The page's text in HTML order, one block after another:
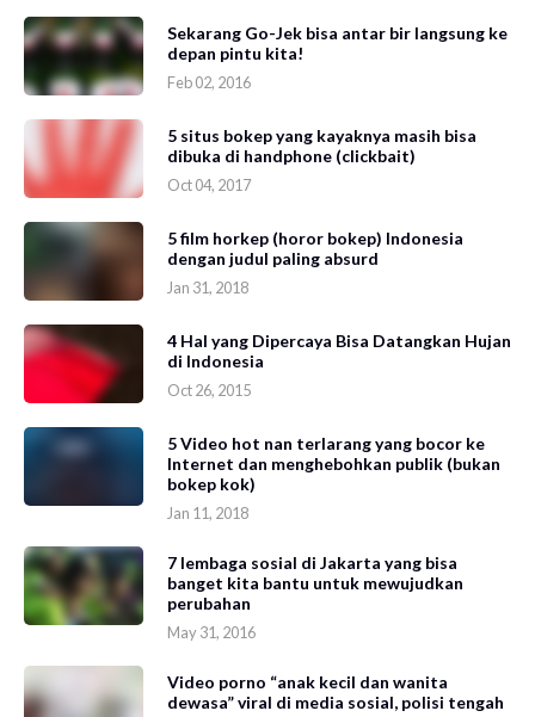
Sekarang Go-Jek bisa antar bir langsung ke
depan pintu kita!
Feb 02, 2016
5 situs bokep yang kayaknya masih bisa
dibuka di handphone (clickbait)
Oct 04, 2017
5 film horkep (horor bokep) Indonesia
dengan judul paling absurd
Jan 31, 2018
4 Hal yang Dipercaya Bisa Datangkan Hujan
di Indonesia
Oct 26, 2015
5 Video hot nan terlarang yang bocor ke
Internet dan menghebohkan publik (bukan
bokep kok)
Jan 11, 2018
7 lembaga sosial di Jakarta yang bisa
banget kita bantu untuk mewujudkan
perubahan
May 31, 2016
Video porno “anak kecil dan wanita
dewasa” viral di media sosial, polisi tengah